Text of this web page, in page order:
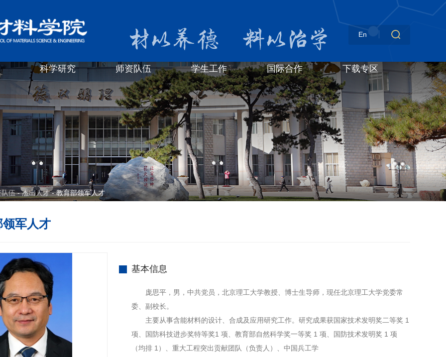
En
科学研究 师资队伍 学生工作 国际合作 下载专区
队伍-杰出人才- 教育部领军人才
军人才
基本信息
庞思平，男，中共党员，北京理工大学教授、博士生导师，现任北京理工大学党委常
委、副校长。
主要从事含能材料的设计、合成及应用研究工作。研究成果获国家技术发明奖二等奖 1
项、国防科技进步奖特等奖1 项、教育部自然科学奖一等奖 1 项、国防技术发明奖 1 项
（均排 1）、重大工程突出贡献团队（负责人）、中国兵工学